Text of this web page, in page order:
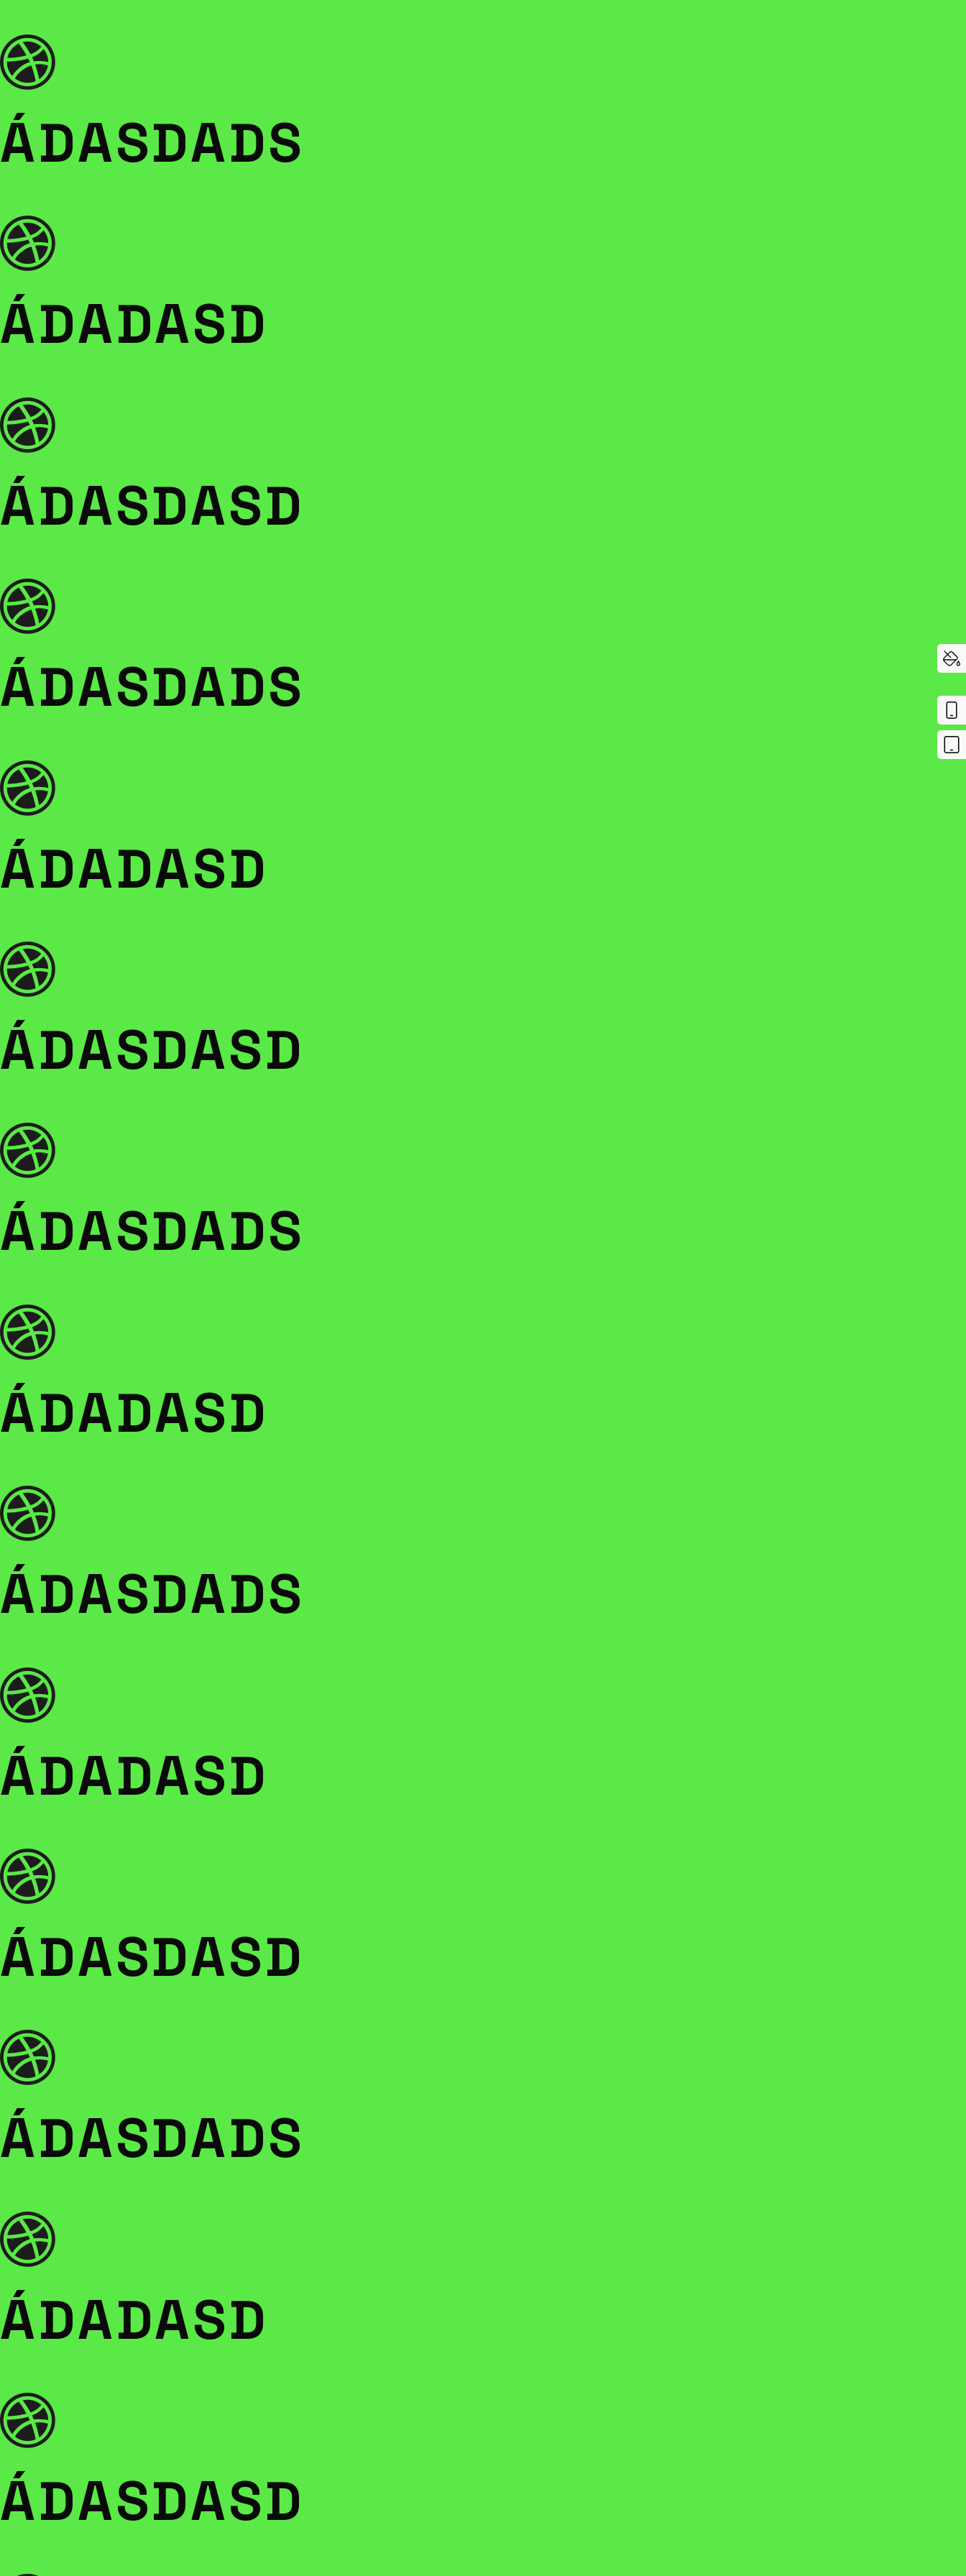
ÁDASDADS
ÁDADASD
ÁDASDASD
ÁDASDADS
ÁDADASD
ÁDASDASD
ÁDASDADS
ÁDADASD
ÁDASDADS
ÁDADASD
ÁDASDASD
ÁDASDADS
ÁDADASD
ÁDASDASD